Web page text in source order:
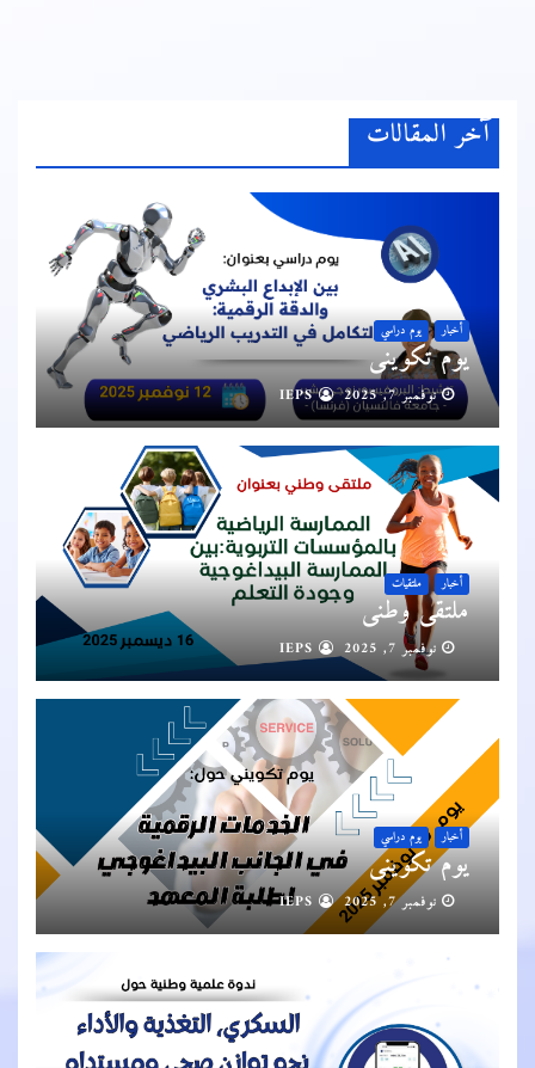
آخر المقالات
أخبار يوم دراسي
يوم تكويني
نوفمبر 7, 2025 IEPS
أخبار ملتقيات
ملتقى وطني
نوفمبر 7, 2025
أخبار يوم دراسي
يوم تكويني
نوفمبر 7, 2025